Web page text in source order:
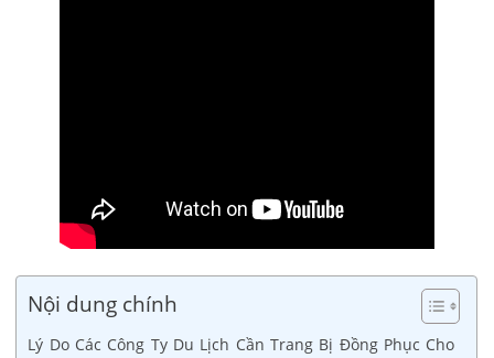
Nội dung chính
Lý Do Các Công Ty Du Lịch Cần Trang Bị Đồng Phục Cho